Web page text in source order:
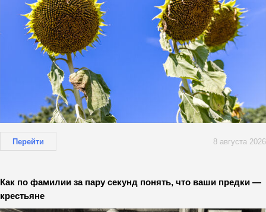
Перейти 8 августа 2026
Как по фамилии за пару секунд понять, что ваши предки —
крестьяне